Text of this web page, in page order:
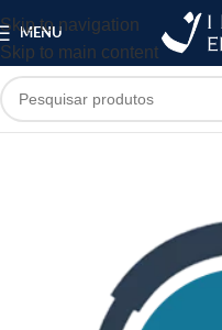
Skip to navigation
Skip to main content
MENU